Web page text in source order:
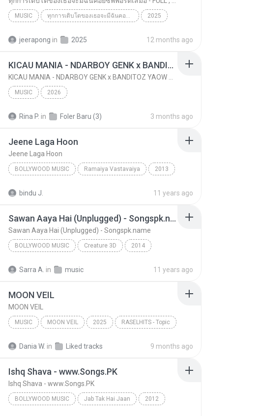
MUSIC ทุกการเติบโตของเธอจะมีฉันคอยซัพพอร์ตเสมอ - FULL , [เนื้อเพลง] 2025
jeerapong in 2025 12 months ago
KICAU MANIA - NDARBOY GENK x BANDITOZ YAOW 86 (OFFICIAL LYRIC VIDEO) GAS POL NDANGAK
MUSIC 2026
Rina P. in Foler Baru (3) 3 months ago
Jeene Laga Hoon
Jeene Laga Hoon
BOLLYWOOD MUSIC Ramaiya Vastavaiya 2013
bindu J. 11 years ago
Sawan Aaya Hai (Unplugged) - Songspk.name
Sawan Aaya Hai (Unplugged) - Songspk.name
BOLLYWOOD MUSIC Creature 3D 2014
Sarra A. in music 11 years ago
MOON VEIL
MOON VEIL
MUSIC MOON VEIL 2025 RASELHITS - Topic
Dania W. in Liked tracks 9 months ago
Ishq Shava - www.Songs.PK
Ishq Shava - www.Songs.PK
BOLLYWOOD MUSIC Jab Tak Hai Jaan 2012